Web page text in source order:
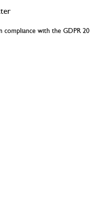
compliance with the GDPR